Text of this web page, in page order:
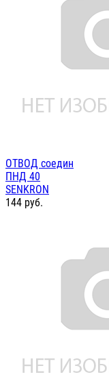
ОТВОД соедин
ПНД 40
SENKRON
144 руб.